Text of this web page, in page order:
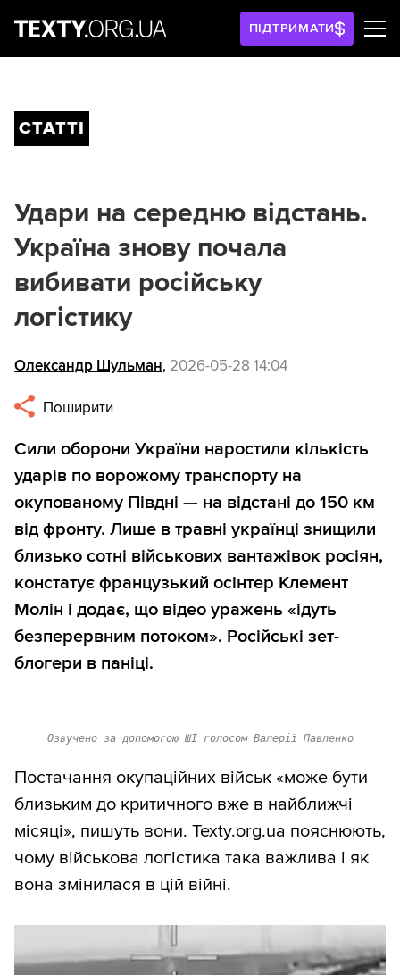
ПІДТРИМАТИ
СТАТТІ
Удари на середню відстань.
Україна знову почала
вибивати російську
логістику
Олександр Шульман, 2026-05-28 14:04
Поширити
Сили оборони України наростили кількість
ударів по ворожому транспорту на
окупованому Півдні — на відстані до 150 км
від фронту. Лише в травні українці знищили
близько сотні військових вантажівок росіян,
констатує французький осінтер Клемент
Молін і додає, що відео уражень «ідуть
безперервним потоком». Російські зет-
блогери в паніці.
Озвучено за допомогою ШІ голосом Валерії Павленко
Постачання окупаційних військ «може бути
близьким до критичного вже в найближчі
місяці», пишуть вони. Texty.org.ua пояснюють,
чому військова логістика така важлива і як
вона змінилася в цій війні.